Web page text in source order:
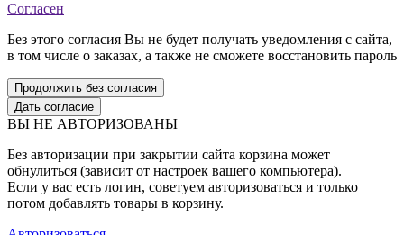
Согласен
Без этого согласия Вы не будет получать уведомления с сайта,
в том числе о заказах, а также не сможете восстановить пароль
Продолжить без согласия
Дать согласие
ВЫ НЕ АВТОРИЗОВАНЫ
Без авторизации при закрытии сайта корзина может
обнулиться (зависит от настроек вашего компьютера).
Если у вас есть логин, советуем авторизоваться и только
потом добавлять товары в корзину.